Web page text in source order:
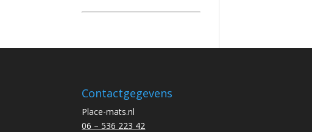
Contactgegevens
Place-mats.nl
06 – 536 223 42